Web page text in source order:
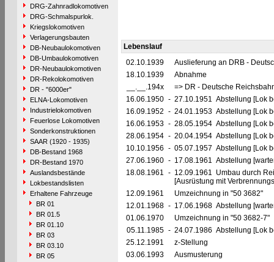
DRG-Zahnradlokomotiven
DRG-Schmalspurlok.
Kriegslokomotiven
Verlagerungsbauten
DB-Neubaulokomotiven
DB-Umbaulokomotiven
DR-Neubaulokomotiven
DR-Rekolokomotiven
DR - "6000er"
ELNA-Lokomotiven
Industrielokomotiven
Feuerlose Lokomotiven
Sonderkonstruktionen
SAAR (1920 - 1935)
DB-Bestand 1968
DR-Bestand 1970
Auslandsbestände
Lokbestandslisten
Erhaltene Fahrzeuge
BR 01
BR 01.5
BR 01.10
BR 03
BR 03.10
BR 05
Lebenslauf
02.10.1939
Auslieferung an DRB -
18.10.1939
Abnahme
__.__.194x
=> DR - Deutsche
16.06.1950 - 27.10.1951 Abstellung [Lok
16.09.1952 - 24.01.1953 Abstellung [Lok
16.06.1953 - 28.05.1954 Abstellung [Lok
28.06.1954 - 20.04.1954 Abstellung [Lok
10.10.1956 - 05.07.1957 Abstellung [Lok
27.06.1960 - 17.08.1961 Abstellung
18.08.1961 - 12.09.1961 Umbau durch
[Ausrüstung mit
12.09.1961
Umzeichnung in "50 3682"
12.01.1968 - 17.06.1968 Abstellung
01.06.1970
Umzeichnung in "50 3682-7"
05.11.1985 - 24.07.1986 Abstellung [Lok
25.12.1991
z-Stellung
03.06.1993
Ausmusterung